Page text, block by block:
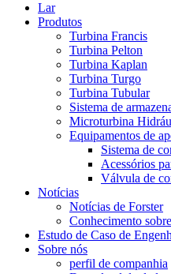
Lar
Produtos
Turbina Francis
Turbina Pelton
Turbina Kaplan
Turbina Turgo
Turbina Tubular
Sistema de
Microturbina
Equipamentos de
Sistema de
Acessórios
Válvula de
Notícias
Notícias de Forster
Conhecimento
Estudo de Caso de
Sobre nós
perfil de companhia